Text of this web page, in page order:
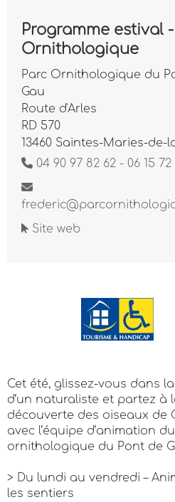
Programme estival
Ornithologique
Parc Ornithologique du
Gau
Route d'Arles
RD 570
13460 Saintes-Maries-de-
04 90 97 82 62 - 06 15 72
Site web
Cet été, glissez-vous dans
d’un naturaliste et partez à
découverte des oiseaux de
avec l’équipe d’animation
ornithologique du Pont de
> Du lundi au vendredi –
les sentiers